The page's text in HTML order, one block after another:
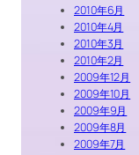
2010年6月
2010年4月
2010年3月
2010年2月
2009年12月
2009年10月
2009年9月
2009年8月
2009年7月